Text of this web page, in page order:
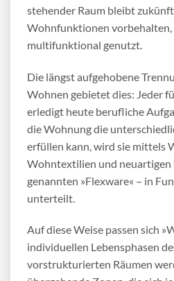
stehender Raum bleibt
Wohnfunktionen vorbehalten,
multifunktional genutzt.
Die längst aufgehobene
Wohnen gebietet dies: Jeder
erledigt heute berufliche
die Wohnung die
erfüllen kann, wird sie mittels
Wohntextilien und neuartigen
genannten »Flexware« – in
unterteilt.
Auf diese Weise passen sich
individuellen Lebensphasen
vorstrukturierten Räumen